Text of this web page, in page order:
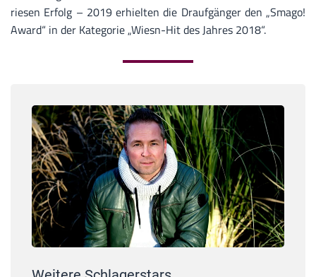
riesen Erfolg – 2019 erhielten die Draufgänger den „Smago!
Award“ in der Kategorie „Wiesn-Hit des Jahres 2018“.